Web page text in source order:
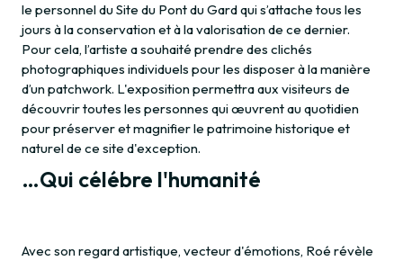
le personnel du Site du Pont du Gard qui s’attache tous les
jours à la conservation et à la valorisation de ce dernier.
Pour cela, l’artiste a souhaité prendre des clichés
photographiques individuels pour les disposer à la manière
d’un patchwork. L'exposition permettra aux visiteurs de
découvrir toutes les personnes qui œuvrent au quotidien
pour préserver et magnifier le patrimoine historique et
naturel de ce site d'exception.
…Qui célébre l'humanité
Avec son regard artistique, vecteur d'émotions, Roé révèle